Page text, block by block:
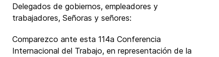
Delegados de gobiernos, empleadores y
trabajadores, Señoras y señores:
Comparezco ante esta 114a Conferencia
Internacional del Trabajo, en representación de la